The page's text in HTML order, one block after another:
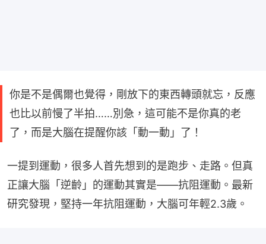
你是不是偶爾也覺得，剛放下的東西轉頭就忘，反應
也比以前慢了半拍……別急，這可能不是你真的老
了，而是大腦在提醒你該「動一動」了！
一提到運動，很多人首先想到的是跑步、走路。但真
正讓大腦「逆齡」的運動其實是——抗阻運動。最新
研究發現，堅持一年抗阻運動，大腦可年輕2.3歲。